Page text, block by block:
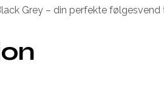
Grey – din perfekte